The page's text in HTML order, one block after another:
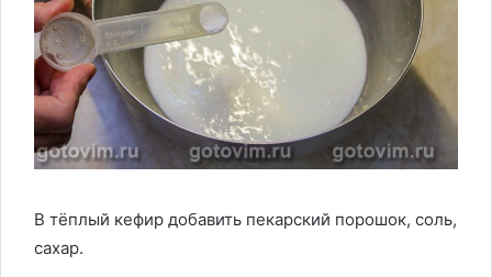
В тёплый кефир добавить пекарский порошок, соль,
сахар.